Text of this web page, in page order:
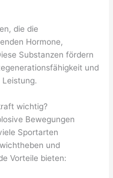
die die
Hormone,
Substanzen fördern
und
wichtig?
Bewegungen
Sportarten
und
Vorteile bieten: